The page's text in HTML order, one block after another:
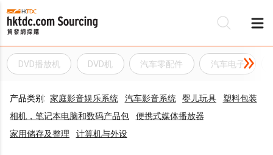
DVD播放机 DVD机 汽车零配件 汽车电子
产品类别: 家庭影音娱乐系统 汽车影音系统 婴儿玩具
塑料包装
相机，笔记本电脑和数码产品包
便携式媒体播放器
家用储存及整理
计算机与外设